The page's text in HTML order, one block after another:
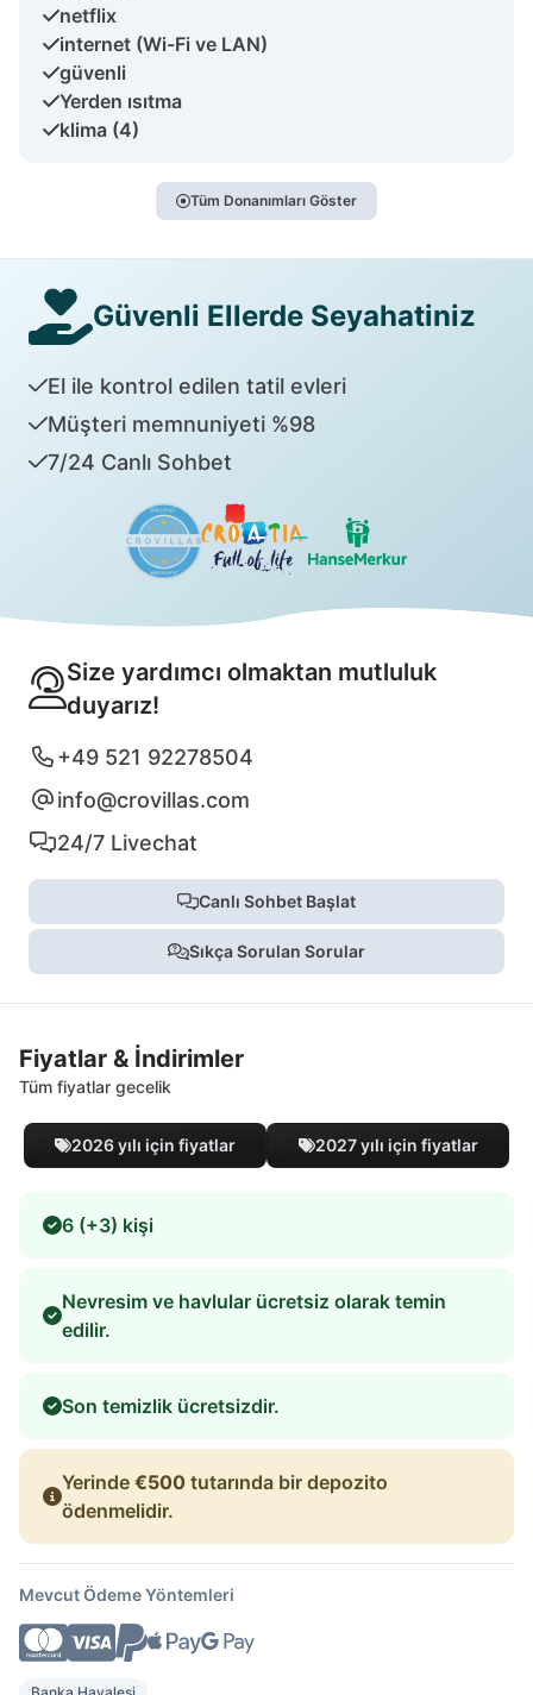
netflix
internet (Wi-Fi ve LAN)
güvenli
Yerden ısıtma
klima (4)
Tüm Donanımları Göster
Güvenli Ellerde Seyahatiniz
El ile kontrol edilen tatil evleri
Müşteri memnuniyeti %98
7/24 Canlı Sohbet
Size yardımcı olmaktan mutluluk
duyarız!
+49 521 92278504
info@crovillas.com
24/7 Livechat
Canlı Sohbet Başlat
Sıkça Sorulan Sorular
Fiyatlar & İndirimler
Tüm fiyatlar gecelik
2026 yılı için fiyatlar 2027 yılı için fiyatlar
6 (+3) kişi
Nevresim ve havlular ücretsiz olarak temin
edilir.
Son temizlik ücretsizdir.
Yerinde €500 tutarında bir depozito
ödenmelidir.
Mevcut Ödeme Yöntemleri